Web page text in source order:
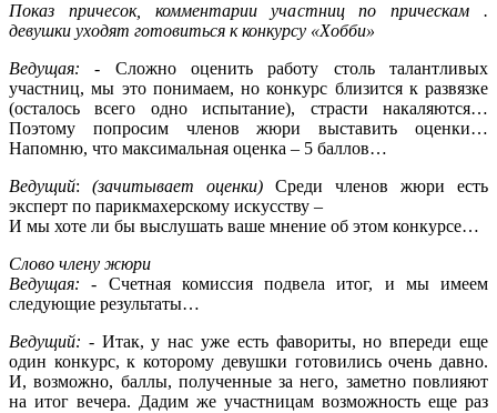
Показ причесок, комментарии участниц по прическам .
девушки уходят готовиться к конкурсу «Хобби»
Ведущая: - Сложно оценить работу столь талантливых
участниц, мы это понимаем, но конкурс близится к развязке
(осталось всего одно испытание), страсти накаляются…
Поэтому попросим членов жюри выставить оценки…
Напомню, что максимальная оценка – 5 баллов…
Ведущий: (зачитывает оценки) Среди членов жюри есть
эксперт по парикмахерскому искусству –
И мы хоте ли бы выслушать ваше мнение об этом конкурсе…
Слово члену жюри
Ведущая: - Счетная комиссия подвела итог, и мы имеем
следующие результаты…
Ведущий: - Итак, у нас уже есть фавориты, но впереди еще
один конкурс, к которому девушки готовились очень давно.
И, возможно, баллы, полученные за него, заметно повлияют
на итог вечера. Дадим же участницам возможность еще раз